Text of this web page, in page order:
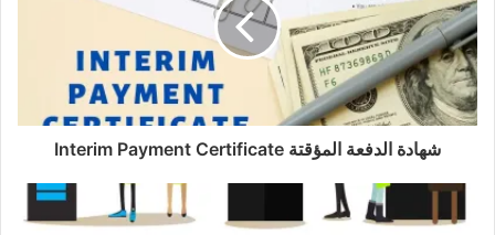
شهادة الدفعة المؤقتة Interim Payment Certificate